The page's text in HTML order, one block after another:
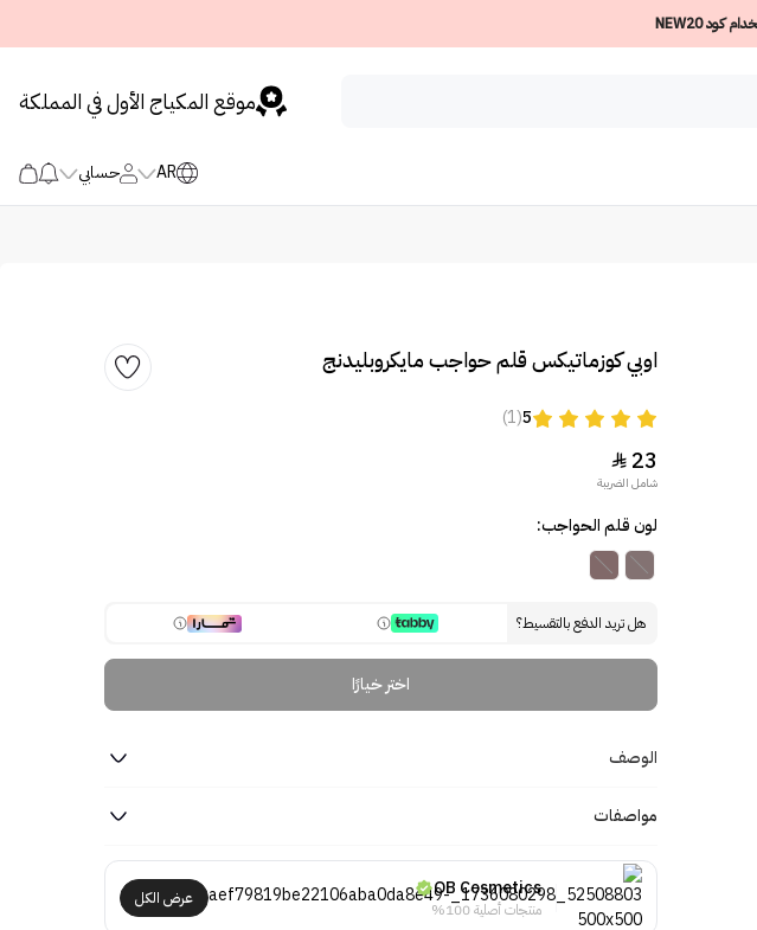
موقع المكياج الأول في المملكة
AR حسابي
اوبي كوزماتيكس قلم حواجب مايكروبليدنج
5
(1)
23

شامل الضريبة
لون قلم الحواجب:
هل تريد الدفع بالتقسيط؟
اختر خيارًا
الوصف
مواصفات
OB Cosmetics
منتجات أصلية 100%
عرض الكل